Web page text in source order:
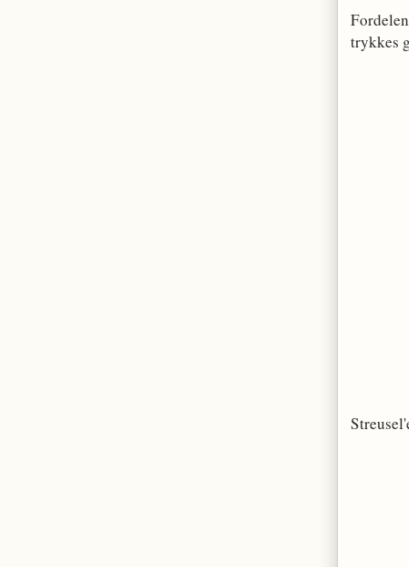
trykkes